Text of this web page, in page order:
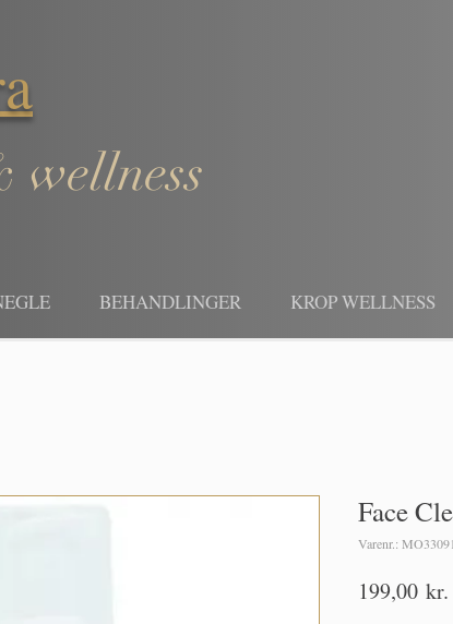
wellness
BEHANDLINGER KROP WELLNESS
Face
Varenr.: MO33091
199,00 kr.